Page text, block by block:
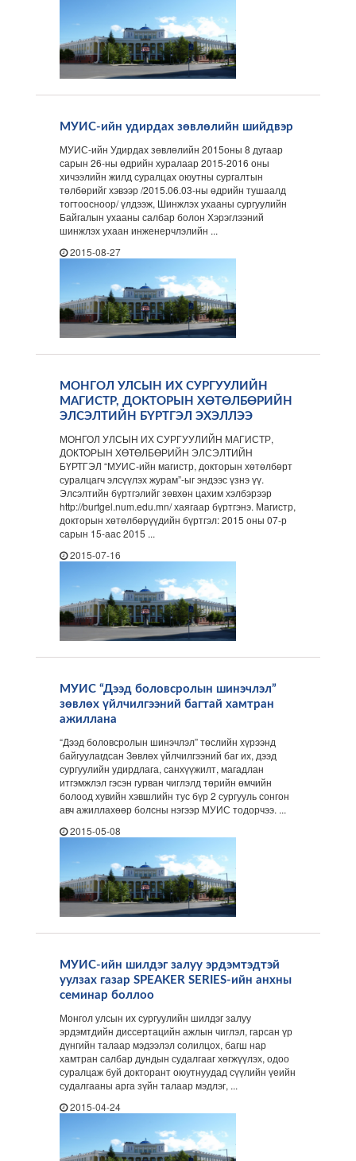
МУИС-ийн удирдах зөвлөлийн шийдвэр
МУИС-ийн Удирдах зөвлөлийн 2015оны 8 дугаар
сарын 26-ны өдрийн хуралаар 2015-2016 оны
хичээлийн жилд суралцах оюутны сургалтын
төлбөрийг хэвээр /2015.06.03-ны өдрийн тушаалд
тогтоосноор/ үлдээж, Шинжлэх ухааны сургуулийн
Байгалын ухааны салбар болон Хэрэглээний
шинжлэх ухаан инженерчлэлийн ...
2015-08-27
МОНГОЛ УЛСЫН ИХ СУРГУУЛИЙН
МАГИСТР, ДОКТОРЫН ХӨТӨЛБӨРИЙН
ЭЛСЭЛТИЙН БҮРТГЭЛ ЭХЭЛЛЭЭ
МОНГОЛ УЛСЫН ИХ СУРГУУЛИЙН МАГИСТР,
ДОКТОРЫН ХӨТӨЛБӨРИЙН ЭЛСЭЛТИЙН
БҮРТГЭЛ “МУИС-ийн магистр, докторын хөтөлбөрт
суралцагч элсүүлэх журам”-ыг эндээс үзнэ үү.
Элсэлтийн бүртгэлийг зөвхөн цахим хэлбэрээр
http://burtgel.num.edu.mn/ хаягаар бүртгэнэ. Магистр,
докторын хөтөлбөрүүдийн бүртгэл: 2015 оны 07-р
сарын 15-аас 2015 ...
2015-07-16
МУИС “Дээд боловсролын шинэчлэл”
зөвлөх үйлчилгээний багтай хамтран
ажиллана
“Дээд боловсролын шинэчлэл” төслийн хүрээнд
байгуулагдсан Зөвлөх үйлчилгээний баг их, дээд
сургуулийн удирдлага, санхүүжилт, магадлан
итгэмжлэл гэсэн гурван чиглэлд төрийн өмчийн
болоод хувийн хэвшлийн тус бүр 2 сургууль сонгон
авч ажиллахөөр болсны нэгээр МУИС тодорчээ. ...
2015-05-08
МУИС-ийн шилдэг залуу эрдэмтэдтэй
уулзах газар SPEAKER SERIES-ийн анхны
семинар боллоо
Монгол улсын их сургуулийн шилдэг залуу
эрдэмтдийн диссертацийн ажлын чиглэл, гарсан үр
дүнгийн талаар мэдээлэл солилцох, багш нар
хамтран салбар дундын судалгааг хөгжүүлэх, одоо
суралцаж буй докторант оюутнуудад сүүлийн үеийн
судалгааны арга зүйн талаар мэдлэг, ...
2015-04-24